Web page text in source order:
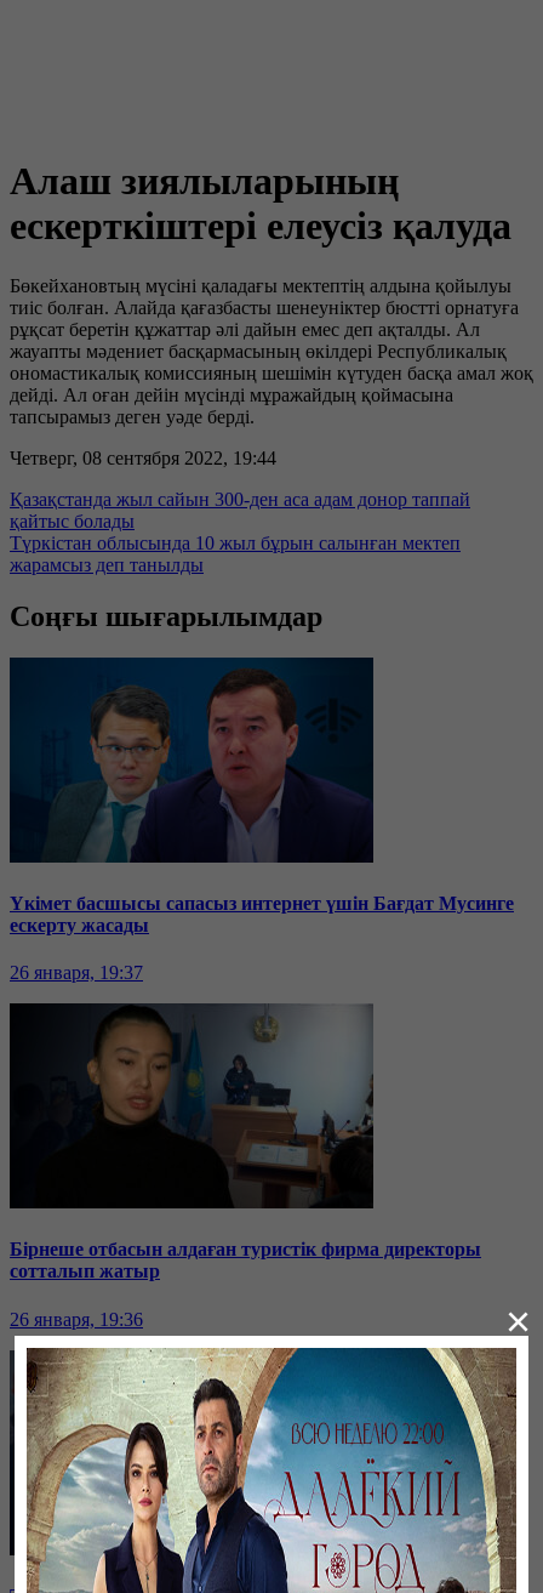
Алаш зиялыларының
ескерткіштері елеусіз қалуда
Бөкейхановтың мүсіні қаладағы мектептің алдына қойылуы
тиіс болған. Алайда қағазбасты шенеуніктер бюстті орнатуға
рұқсат беретін құжаттар әлі дайын емес деп ақталды. Ал
жауапты мәдениет басқармасының өкілдері Республикалық
ономастикалық комиссияның шешімін күтуден басқа амал жоқ
дейді. Ал оған дейін мүсінді мұражайдың қоймасына
тапсырамыз деген уәде берді.
Четверг, 08 сентября 2022, 19:44
Қазақстанда жыл сайын 300-ден аса адам донор таппай
қайтыс болады
Түркістан облысында 10 жыл бұрын салынған мектеп
жарамсыз деп танылды
Соңғы шығарылымдар
Үкімет басшысы сапасыз интернет үшін Бағдат Мусинге
ескерту жасады
26 января, 19:37
Бірнеше отбасын алдаған туристік фирма директоры
сотталып жатыр
26 января, 19:36 ×